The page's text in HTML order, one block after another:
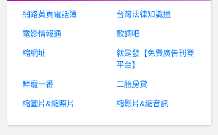
BaseballXXXX- 歷任西瓜 歷任西瓜
希洽- 用鍵鼠還是手把打FPS順手（輝夜218）
網路黃頁電話簿 台灣法律知識通
電影情報通 歌詞吧
縮網址
就是發【免費廣告刊登
平台】
鮮寵一番 二胎房貸
縮圖片&縮照片 縮影片&縮音訊